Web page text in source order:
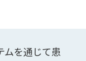
ムを通じて患